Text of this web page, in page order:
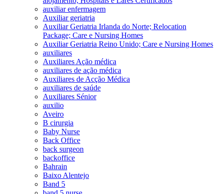
auxiliar enfermagem
Auxiliar geriatria
Auxiliar Geriatria Irlanda do Norte; Relocation
Package; Care e Nursing Homes
Auxiliar Geriatria Reino Unido; Care e Nursing Homes
auxiliares
Auxiliares Ação médica
auxiliares de ação médica
Auxiliares de Acção Médica
auxiliares de saúde
Auxiliares Sénior
auxilio
Aveiro
B cirurgia
Baby Nurse
Back Office
back surgeon
backoffice
Bahrain
Baixo Alentejo
Band 5